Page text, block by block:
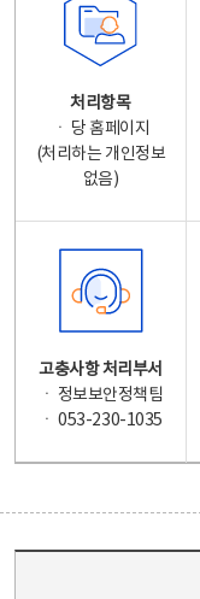
처리항목
ㆍ 당 홈페이지
(처리하는 개인정보
없음)
고충사항 처리부서
ㆍ 정보보안정책팀
ㆍ 053-230-1035